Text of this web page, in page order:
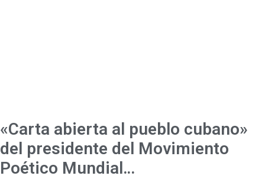
«Carta abierta al pueblo cubano»
del presidente del Movimiento
Poético Mundial…